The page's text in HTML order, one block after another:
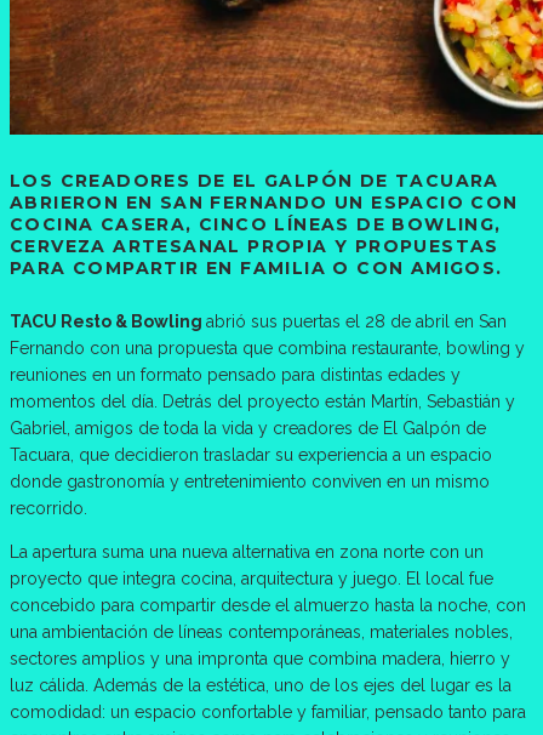
LOS CREADORES DE EL GALPÓN DE TACUARA
ABRIERON EN SAN FERNANDO UN ESPACIO CON
COCINA CASERA, CINCO LÍNEAS DE BOWLING,
CERVEZA ARTESANAL PROPIA Y PROPUESTAS
PARA COMPARTIR EN FAMILIA O CON AMIGOS.
TACU Resto & Bowling abrió sus puertas el 28 de abril en San
Fernando con una propuesta que combina restaurante, bowling y
reuniones en un formato pensado para distintas edades y
momentos del día. Detrás del proyecto están Martín, Sebastián y
Gabriel, amigos de toda la vida y creadores de El Galpón de
Tacuara, que decidieron trasladar su experiencia a un espacio
donde gastronomía y entretenimiento conviven en un mismo
recorrido.
La apertura suma una nueva alternativa en zona norte con un
proyecto que integra cocina, arquitectura y juego. El local fue
concebido para compartir desde el almuerzo hasta la noche, con
una ambientación de líneas contemporáneas, materiales nobles,
sectores amplios y una impronta que combina madera, hierro y
luz cálida. Además de la estética, uno de los ejes del lugar es la
comodidad: un espacio confortable y familiar, pensado tanto para